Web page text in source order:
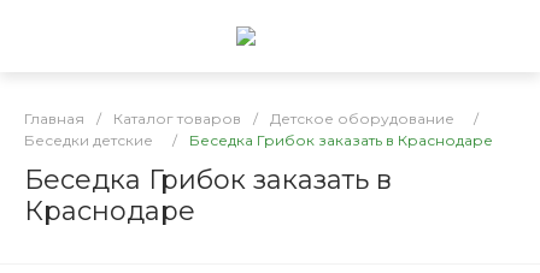
Главная / Каталог товаров / Детское оборудование
/
Беседки детские
/ Беседка Грибок заказать в Краснодаре
Беседка Грибок заказать в
Краснодаре